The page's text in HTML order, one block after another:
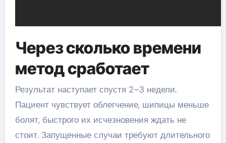
Через сколько времени
метод сработает
Результат наступает спустя 2–3 недели.
Пациент чувствует облегчение, шипицы меньше
болят, быстрого их исчезновения ждать не
стоит. Запущенные случаи требуют длительного